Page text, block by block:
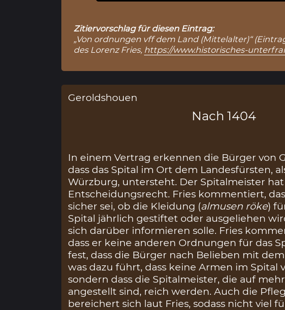
Zitiervorschlag für diesen Eintrag:
„Von ordnungen vff dem Land (Mittelalter)“
des Lorenz Fries, https://www.historisches-
Geroldshouen
Nach 1404
In einem Vertrag erkennen die Bürger von
dass das Spital im Ort dem Landesfürsten,
Würzburg, untersteht. Der Spitalmeister
Entscheidungsrecht. Fries kommentiert,
sicher sei, ob die Kleidung (almusen röke)
Spital jährlich gestiftet oder ausgeliehen
sich darüber informieren solle. Fries
dass er keine anderen Ordnungen für das
fest, dass die Bürger nach Belieben mit
was dazu führt, dass keine Armen im Spital
sondern dass die Spitalmeister, die auf
angestellt sind, reich werden. Auch die
bereichert sich laut Fries, sodass nicht viel